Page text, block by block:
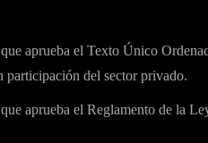
aprueba el Texto Único
del sector privado.
aprueba el Reglamento de la